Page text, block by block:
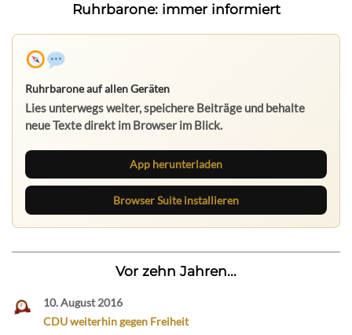
Ruhrbarone: immer informiert
Ruhrbarone auf allen Geräten
Lies unterwegs weiter, speichere Beiträge und behalte
neue Texte direkt im Browser im Blick.
App herunterladen
Browser Suite installieren
Vor zehn Jahren...
10. August 2016
CDU weiterhin gegen Freiheit